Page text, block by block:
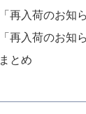
「再入荷のお知
「再入荷のお知
まとめ